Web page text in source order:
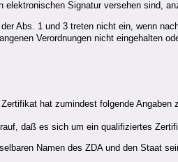
elektronischen Signatur versehen sind,
Abs. 1 und 3 treten nicht ein, wenn
Verordnungen nicht eingehalten
hat zumindest folgende Angaben
daß es sich um ein qualifiziertes
Namen des ZDA und den Staat